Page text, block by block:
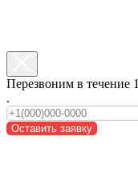
Перезвоним в течение
.
Оставить заявку